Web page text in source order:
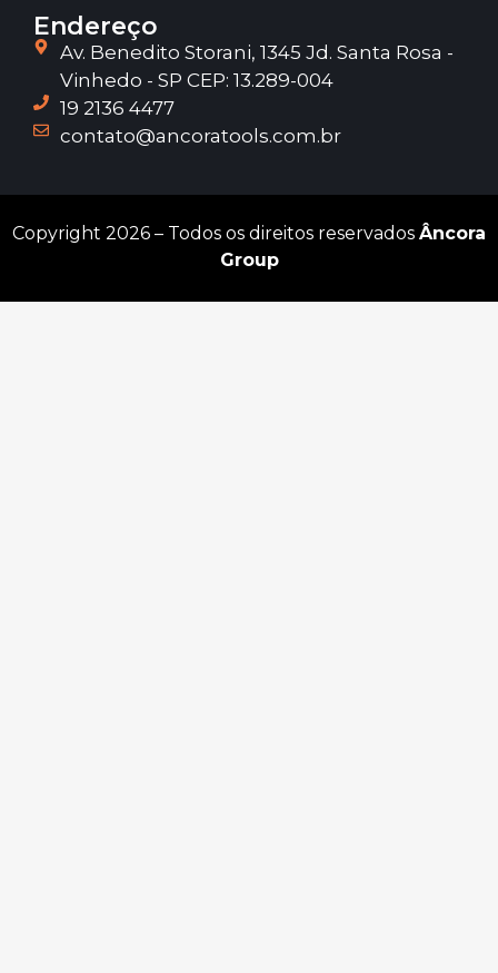
Endereço
Av. Benedito Storani, 1345 Jd. Santa Rosa -
Vinhedo - SP CEP: 13.289-004
19 2136 4477
contato@ancoratools.com.br
Copyright 2026 – Todos os direitos reservados Âncora
Group